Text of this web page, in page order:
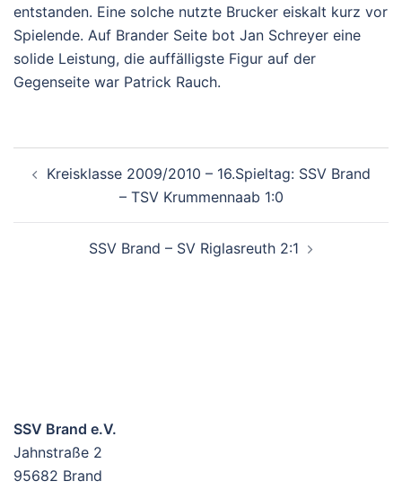
entstanden. Eine solche nutzte Brucker eiskalt kurz vor
Spielende. Auf Brander Seite bot Jan Schreyer eine
solide Leistung, die auffälligste Figur auf der
Gegenseite war Patrick Rauch.
Kreisklasse 2009/2010 – 16.Spieltag: SSV Brand
– TSV Krummennaab 1:0
SSV Brand – SV Riglasreuth 2:1
SSV Brand e.V.
Jahnstraße 2
95682 Brand